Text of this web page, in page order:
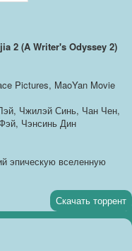
2 (A Writer's Odyssey 2)
Pictures, MaoYan Movie
Чжилэй Синь, Чан Чен,
Чэнсинь Дин
эпическую вселенную
Скачать торрент